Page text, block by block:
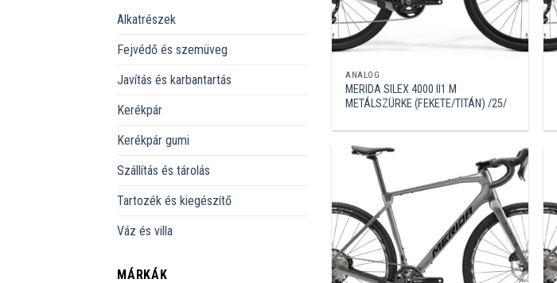
Alkatrészek
Fejvédő és szemüveg
Javítás és karbantartás
Kerékpár
Kerékpár gumi
Szállítás és tárolás
Tartozék és kiegészítő
Váz és villa
MÁRKÁK
ANALÓG
MERIDA SILEX 4000 II1 M
METÁLSZÜRKE (FEKETE/TITÁN) /25/